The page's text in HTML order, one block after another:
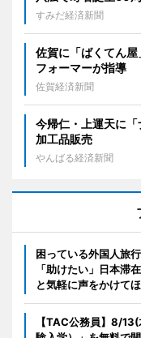
すみだ経済新聞
佐賀に「ばくてん
フォーマーが指導
佐賀経済新聞
今帰仁・上運天に
加工品販売
やんばる経済新聞
困っている外国人旅
「助けたい」日本滞
と気軽に声をかけてほ
【TAC公務員】8/